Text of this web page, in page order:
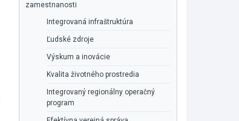
zamestnanosti
Integrovaná infraštruktúra
Ľudské zdroje
Výskum a inovácie
Kvalita životného prostredia
Integrovaný regionálny operačný
program